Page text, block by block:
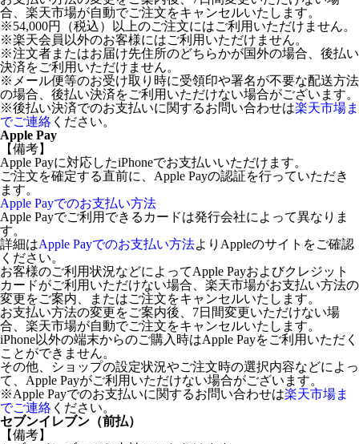
合、楽天市場が自動でご注文をキャンセルいたします。
※54,000円（税込）以上のご注文にはご利用いただけません。
※楽天会員以外のお客様にはご利用いただけません。
※注文者またはお届け先住所のどちらかが国外の場合、後払い
決済をご利用いただけません。
※メール便等のお受け取り時に受領印や署名が不要な配送方法
の場合、後払い決済をご利用いただけない場合がございます。
※後払い決済でのお支払いに関するお問い合わせは楽天市場ま
でご連絡 ください。
Apple Pay
【備考】
Apple Payに対応したiPhoneでお支払いいただけます。
ご注文を確定する直前に、Apple Payの認証を行っていただき
ます。
Apple Payでのお支払い方法
Apple Payでご利用できるカードは発行会社によって異なりま
す。
詳細はApple Payでのお支払い方法よりAppleのサイトをご確認
ください。
お客様のご利用状況などによってApple Payおよびクレジット
カードがご利用いただけない場合、楽天市場がお支払い方法の
変更をご案内、またはご注文をキャンセルいたします。
お支払い方法の変更をご案内後、7日間変更いただけない場
合、楽天市場が自動でご注文をキャンセルいたします。
iPhone以外の端末からのご購入時はApple Payをご利用いただく
ことができません。
その他、ショップの設定状況やご注文時の選択内容などによっ
て、Apple Payがご利用いただけない場合がございます。
※Apple Payでのお支払いに関するお問い合わせは楽天市場ま
でご連絡 ください。
セブンイレブン（前払）
【備考】